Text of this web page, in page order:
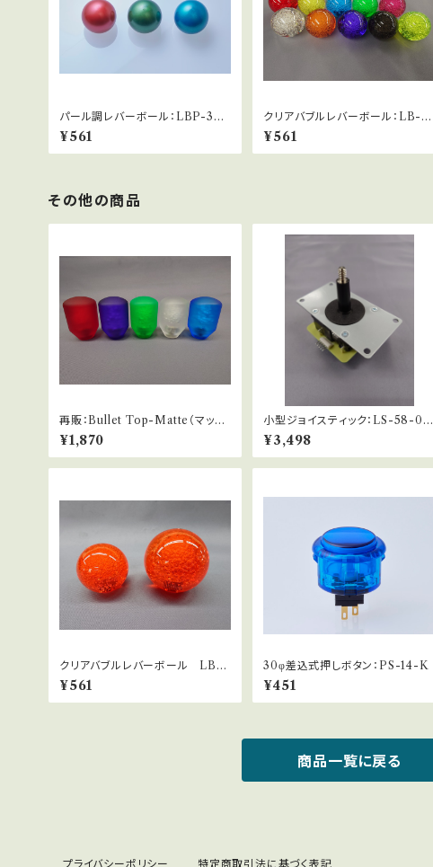
パール調レバーボール：LBP-35
（赤・青・緑）
¥561
クリアバブルレバーボール：LB-3
9
¥561
その他の商品
再販：Bullet Top-Matte（マット
仕様バブル）
¥1,870
小型ジョイスティック：LS-58-01-
MS
¥3,498
クリアバブルレバーボール LB-3
9サーモンピンク
¥561
30φ差込式押しボタン：PS-14-K
¥451
商品一覧に戻る
プライバシーポリシー 特定商取引法に基づく表記